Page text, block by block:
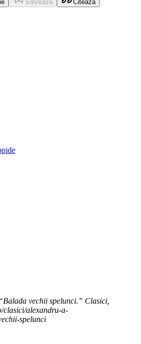
Salvează Citează
vechii spelunci.” Clasici,
clasici/alexandru-a-
spelunci